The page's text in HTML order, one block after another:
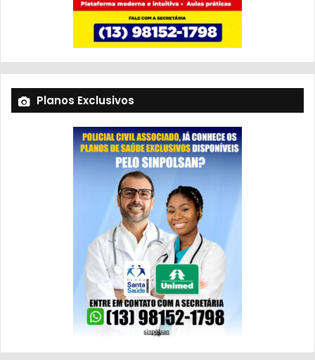
Planos Exclusivos